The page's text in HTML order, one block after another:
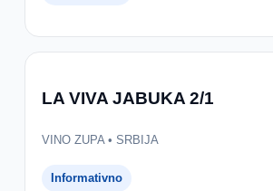
LA VIVA JABUKA 2/1
VINO ZUPA • SRBIJA
Informativno